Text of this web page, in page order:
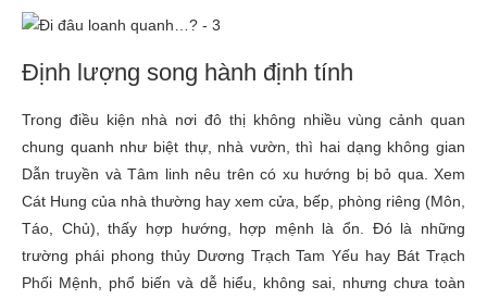
Định lượng song hành định tính
Trong điều kiện nhà nơi đô thị không nhiều vùng cảnh quan
chung quanh như biệt thự, nhà vườn, thì hai dạng không gian
Dẫn truyền và Tâm linh nêu trên có xu hướng bị bỏ qua. Xem
Cát Hung của nhà thường hay xem cửa, bếp, phòng riêng (Môn,
Táo, Chủ), thấy hợp hướng, hợp mệnh là ổn. Đó là những
trường phái phong thủy Dương Trạch Tam Yếu hay Bát Trạch
Phối Mệnh, phổ biến và dễ hiểu, không sai, nhưng chưa toàn